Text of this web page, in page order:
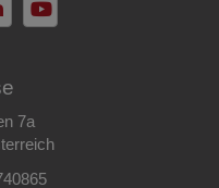
7a